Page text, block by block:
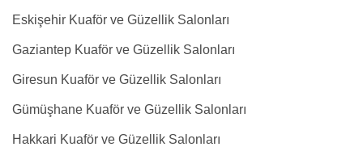
Eskişehir Kuaför ve Güzellik Salonları
Gaziantep Kuaför ve Güzellik Salonları
Giresun Kuaför ve Güzellik Salonları
Gümüşhane Kuaför ve Güzellik Salonları
Hakkari Kuaför ve Güzellik Salonları